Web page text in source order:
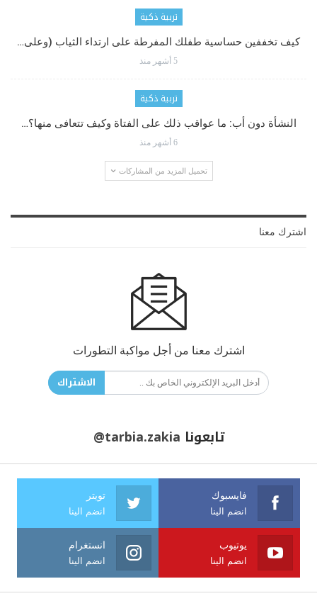
تربية ذكية
كيف تخففين حساسية طفلك المفرطة على ارتداء الثياب (وعلى…
5 أشهر منذ
تربية ذكية
النشأة دون أب: ما عواقب ذلك على الفتاة وكيف تتعافى منها؟…
6 أشهر منذ
تحميل المزيد من المشاركات
اشترك معنا
اشترك معنا من أجل مواكبة التطورات
الاشتراك
تابعونا @tarbia.zakia
فايسبوك
انضم الينا
تويتر
انضم الينا
يوتيوب
انضم الينا
انستغرام
انضم الينا